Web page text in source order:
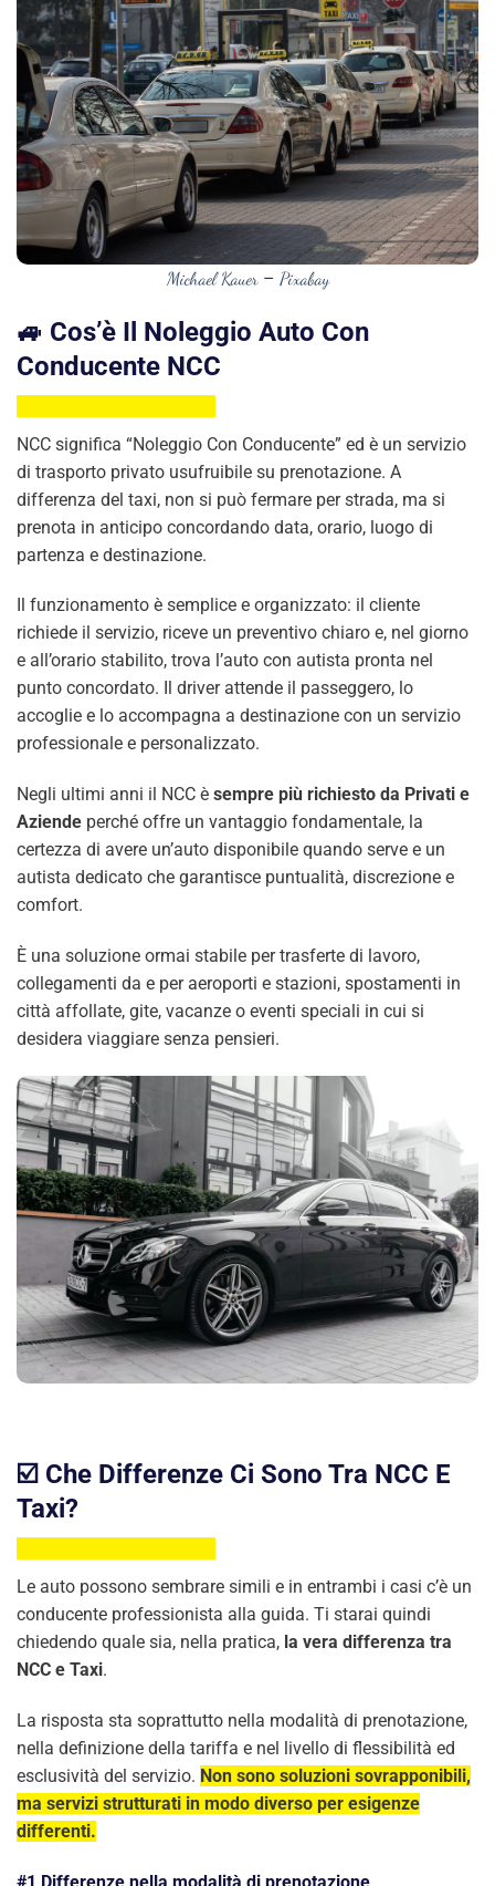
Michael Kauer– Pixabay
🚙 Cos’è Il Noleggio Auto Con
Conducente NCC
NCC significa “Noleggio Con Conducente” ed è un servizio
di trasporto privato usufruibile su prenotazione. A
differenza del taxi, non si può fermare per strada, ma si
prenota in anticipo concordando data, orario, luogo di
partenza e destinazione.
Il funzionamento è semplice e organizzato: il cliente
richiede il servizio, riceve un preventivo chiaro e, nel giorno
e all’orario stabilito, trova l’auto con autista pronta nel
punto concordato. Il driver attende il passeggero, lo
accoglie e lo accompagna a destinazione con un servizio
professionale e personalizzato.
Negli ultimi anni il NCC è sempre più richiesto da Privati e
Aziende perché offre un vantaggio fondamentale, la
certezza di avere un’auto disponibile quando serve e un
autista dedicato che garantisce puntualità, discrezione e
comfort.
È una soluzione ormai stabile per trasferte di lavoro,
collegamenti da e per aeroporti e stazioni, spostamenti in
città affollate, gite, vacanze o eventi speciali in cui si
desidera viaggiare senza pensieri.
☑️ Che Differenze Ci Sono Tra NCC E
Taxi?
Le auto possono sembrare simili e in entrambi i casi c’è un
conducente professionista alla guida. Ti starai quindi
chiedendo quale sia, nella pratica, la vera differenza tra
NCC e Taxi.
La risposta sta soprattutto nella modalità di prenotazione,
nella definizione della tariffa e nel livello di flessibilità ed
esclusività del servizio. Non sono soluzioni sovrapponibili,
ma servizi strutturati in modo diverso per esigenze
differenti.
#1 Differenze nella modalità di prenotazione